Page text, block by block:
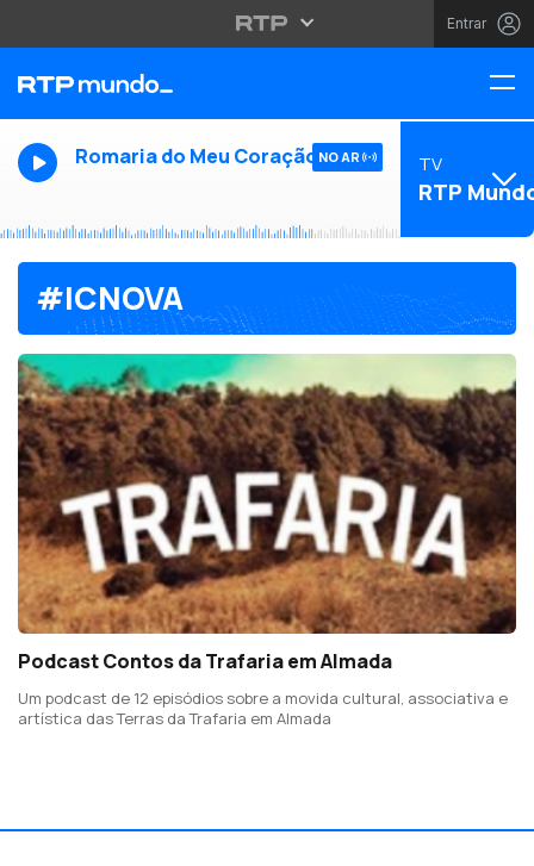
Entrar
Romaria do Meu Coração NO AR TV
RTP
#ICNOVA
Podcast Contos da Trafaria em Almada
Um podcast de 12 episódios sobre a movida cultural, associativa e
artística das Terras da Trafaria em Almada